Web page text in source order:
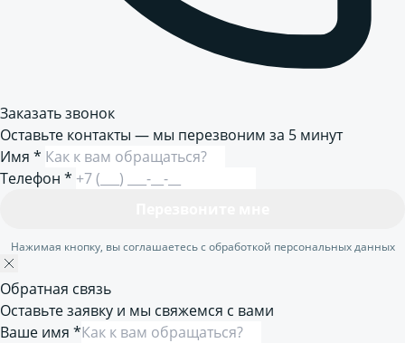
Заказать звонок
Оставьте контакты — мы перезвоним за 5 минут
Имя *
Телефон *
Нажимая кнопку, вы соглашаетесь с обработкой персональных данных
Обратная связь
Оставьте заявку и мы свяжемся с вами
Ваше имя *